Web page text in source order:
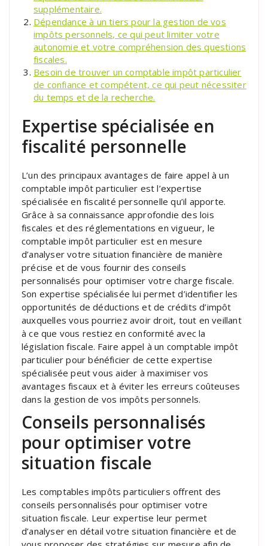
supplémentaire.
Dépendance à un tiers pour la gestion de vos
impôts personnels, ce qui peut limiter votre
autonomie et votre compréhension des questions
fiscales.
Besoin de trouver un comptable impôt particulier
de confiance et compétent, ce qui peut nécessiter
du temps et de la recherche.
Expertise spécialisée en
fiscalité personnelle
L’un des principaux avantages de faire appel à un
comptable impôt particulier est l’expertise
spécialisée en fiscalité personnelle qu’il apporte.
Grâce à sa connaissance approfondie des lois
fiscales et des réglementations en vigueur, le
comptable impôt particulier est en mesure
d’analyser votre situation financière de manière
précise et de vous fournir des conseils
personnalisés pour optimiser votre charge fiscale.
Son expertise spécialisée lui permet d’identifier les
opportunités de déductions et de crédits d’impôt
auxquelles vous pourriez avoir droit, tout en veillant
à ce que vous restiez en conformité avec la
législation fiscale. Faire appel à un comptable impôt
particulier pour bénéficier de cette expertise
spécialisée peut vous aider à maximiser vos
avantages fiscaux et à éviter les erreurs coûteuses
dans la gestion de vos impôts personnels.
Conseils personnalisés
pour optimiser votre
situation fiscale
Les comptables impôts particuliers offrent des
conseils personnalisés pour optimiser votre
situation fiscale. Leur expertise leur permet
d’analyser en détail votre situation financière et de